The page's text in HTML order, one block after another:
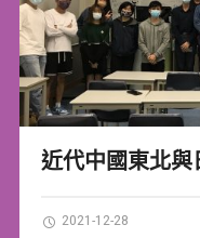
近代中國東北
2021-12-28